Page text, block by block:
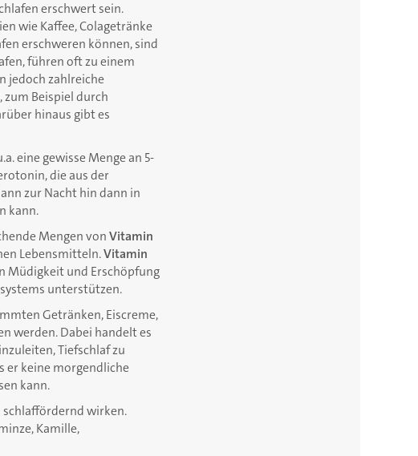
erschwert sein.
wie Kaffee, Colagetränke
erschweren können, sind
führen oft zu einem
jedoch zahlreiche
zum Beispiel durch
hinaus gibt es
eine gewisse Menge an 5-
die aus der
zur Nacht hin dann in
kann.
Mengen von Vitamin
Lebensmitteln.Vitamin
Müdigkeit und Erschöpfung
unterstützen.
Getränken, Eiscreme,
werden. Dabei handelt es
Tiefschlaf zu
er keine morgendliche
kann.
schlaffördernd wirken.
Kamille,